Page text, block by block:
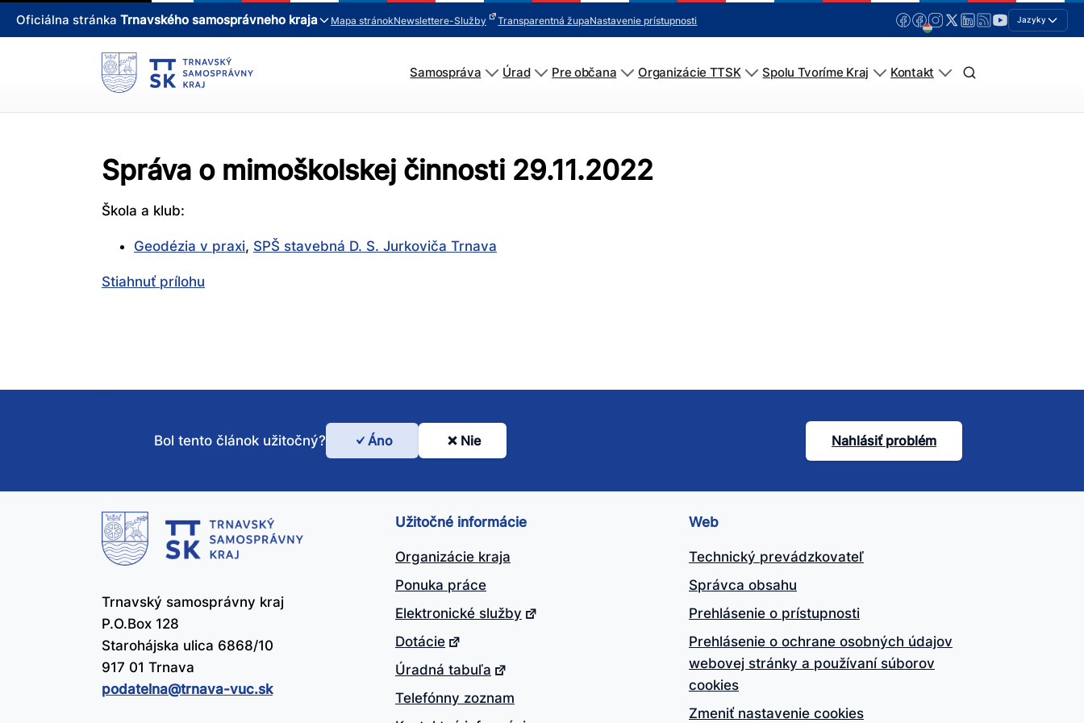
Oficiálna stránka Trnavského samosprávneho kraja Mapa stránokNewslettere-Služby Transparentná župaNastavenie prístupnosti Jazyky
Samospráva Úrad Pre občana Organizácie TTSK Spolu Tvoríme Kraj Kontakt
Správa o mimoškolskej činnosti 29.11.2022
Škola a klub:
Geodézia v praxi, SPŠ stavebná D. S. Jurkoviča Trnava
Stiahnuť prílohu
Bol
tento
článok
užitočný?
Bol tento článok užitočný? Áno Nie Nahlásiť problém
Trnavský samosprávny kraj
P.O.Box 128
Starohájska ulica 6868/10
917 01 Trnava
podatelna@​trnava-vuc.sk
Užitočné informácie
Organizácie kraja
Ponuka práce
Elektronické služby
Dotácie
Úradná tabuľa
Telefónny zoznam
Web
Technický prevádzkovateľ
Správca obsahu
Prehlásenie o prístupnosti
Prehlásenie o ochrane osobných údajov
webovej stránky a používaní súborov
cookies
Zmeniť nastavenie cookies